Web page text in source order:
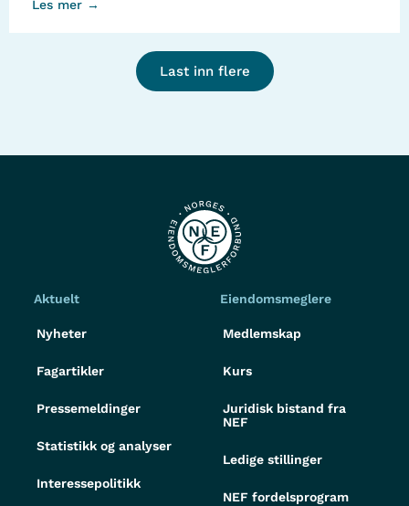
Les mer →
Last inn flere
Aktuelt
Nyheter
Fagartikler
Pressemeldinger
Statistikk og analyser
Interessepolitikk
Eiendomsmeglere
Medlemskap
Kurs
Juridisk bistand fra
NEF
Ledige stillinger
NEF fordelsprogram